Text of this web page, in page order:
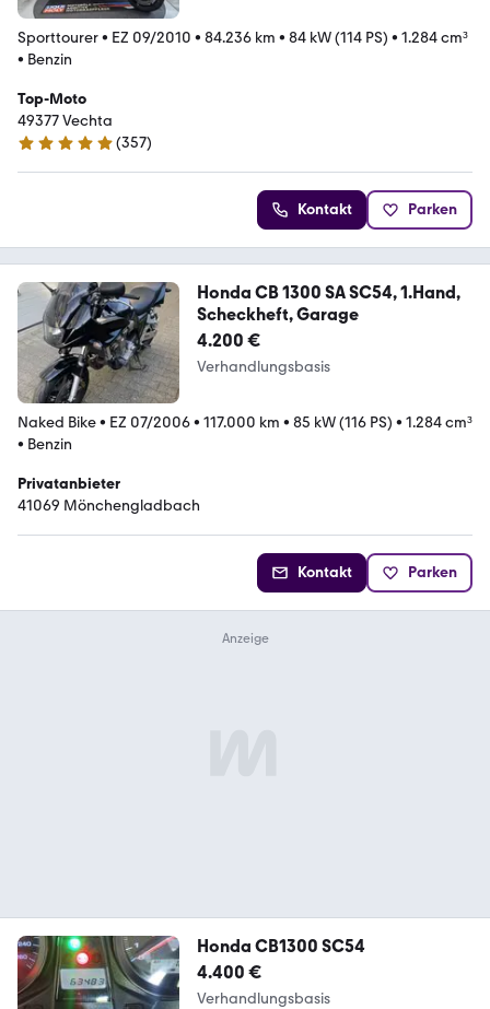
Sporttourer• EZ 09/2010 • 84.236 km • 84 kW (114 PS) • 1.284 cm³
• Benzin
Top-Moto
49377 Vechta
4.8 Sterne
(357)
Kontakt Parken
Honda CB 1300 SA SC54, 1.Hand,
Scheckheft, Garage
4.200 €
Verhandlungsbasis
Naked Bike• EZ 07/2006• 117.000 km • 85 kW (116 PS) • 1.284 cm³
• Benzin
Privatanbieter
41069 Mönchengladbach
Kontakt Parken
Honda CB1300 SC54
4.400 €
Verhandlungsbasis